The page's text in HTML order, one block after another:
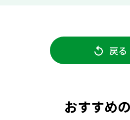
戻る
おすすめ